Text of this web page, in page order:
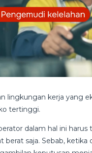
lingkungan kerja yang
tertinggi.
dalam hal ini
berat saja. Sebab,